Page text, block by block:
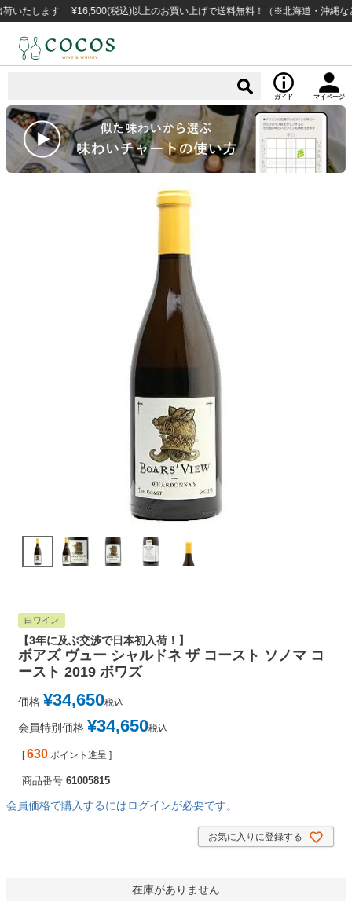
ます ¥16,500(税込)以上のお買い上げで送料無料！（※北海道・沖縄など一部
ガイド マイページ
白ワイン
【3年に及ぶ交渉で日本初入荷！】
ボアズ ヴュー シャルドネ ザ コースト ソノマ コ
ースト 2019 ボワズ
価格 ¥34,650税込
会員特別価格 ¥34,650税込
[ 630 ポイント進呈 ]
商品番号 61005815
会員価格で購入するにはログインが必要です。
お気に入りに登録する
在庫がありません